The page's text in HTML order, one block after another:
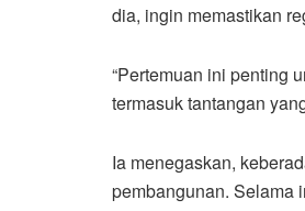
dia, ingin memastikan
“Pertemuan ini penting
termasuk tantangan
Ia menegaskan,
pembangunan. Selama